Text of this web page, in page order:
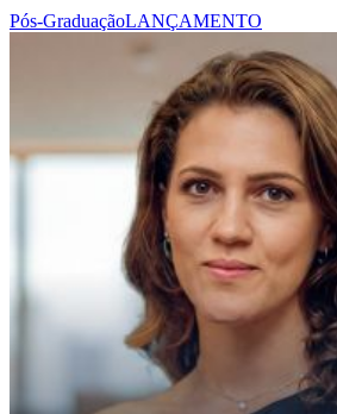
Pós-GraduaçãoLANÇAMENTO